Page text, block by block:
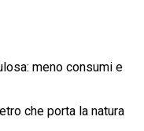
meno consumi e
che porta la natura